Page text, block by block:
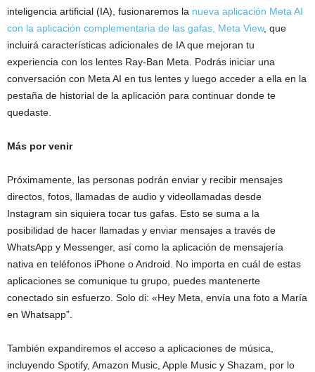
inteligencia artificial (IA), fusionaremos la nueva aplicación Meta AI
con la aplicación complementaria de las gafas, Meta View, que
incluirá características adicionales de IA que mejoran tu
experiencia con los lentes Ray-Ban Meta. Podrás iniciar una
conversación con Meta AI en tus lentes y luego acceder a ella en la
pestaña de historial de la aplicación para continuar donde te
quedaste.
Más por venir
Próximamente, las personas podrán enviar y recibir mensajes
directos, fotos, llamadas de audio y videollamadas desde
Instagram sin siquiera tocar tus gafas. Esto se suma a la
posibilidad de hacer llamadas y enviar mensajes a través de
WhatsApp y Messenger, así como la aplicación de mensajería
nativa en teléfonos iPhone o Android. No importa en cuál de estas
aplicaciones se comunique tu grupo, puedes mantenerte
conectado sin esfuerzo. Solo di: «Hey Meta, envía una foto a María
en Whatsapp”.
También expandiremos el acceso a aplicaciones de música,
incluyendo Spotify, Amazon Music, Apple Music y Shazam, por lo